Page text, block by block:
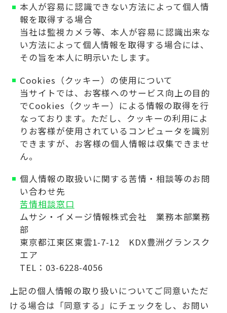
本人が容易に認識できない方法によって個人情
報を取得する場合
当社は監視カメラ等、本人が容易に認識出来な
い方法によって個人情報を取得する場合には、
その旨を本人に明示いたします。
Cookies（クッキー）の使用について
当サイトでは、お客様へのサービス向上の目的
でCookies（クッキー）による情報の取得を行
なっております。ただし、クッキーの利用によ
りお客様が使用されているコンピュータを識別
できますが、お客様の個人情報は収集できませ
ん。
個人情報の取扱いに関する苦情・相談等のお問
い合わせ先
苦情相談窓口
ムサシ・イメージ情報株式会社 業務本部業務
部
東京都江東区東雲1-7-12 KDX豊洲グランスク
エア
TEL：03-6228-4056
上記の個人情報の取り扱いについてご同意いただ
ける場合は「同意する」にチェックをし、お問い